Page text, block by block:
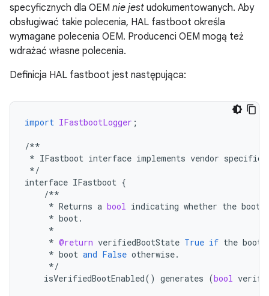
specyficznych dla OEM nie jest udokumentowanych. Aby
obsługiwać takie polecenia, HAL fastboot określa
wymagane polecenia OEM. Producenci OEM mogą też
wdrażać własne polecenia.
Definicja HAL fastboot jest następująca:
import IFastbootLogger ;
/**
* IFastboot interface implements vendor specific
*/
interface IFastboot {
/**
* Returns a bool indicating whether the
* boot.
*
* @return verifiedBootState True if the
* boot and False otherwise.
*/
isVerifiedBootEnabled() generates (bool